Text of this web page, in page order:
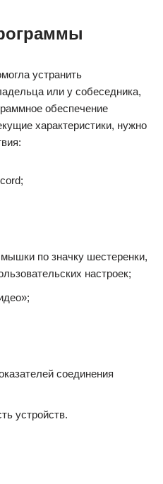
устранить
или у собеседника,
обеспечение
характеристики, нужно
по значку шестеренки,
настроек;
соединения
устройств.